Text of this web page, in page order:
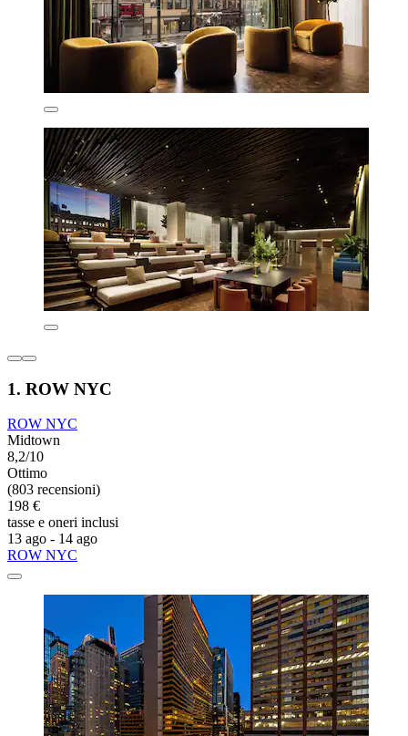
1. ROW NYC
ROW NYC
Midtown
8,2/10
Ottimo
(803 recensioni)
198 €
tasse e oneri inclusi
13 ago - 14 ago
ROW NYC